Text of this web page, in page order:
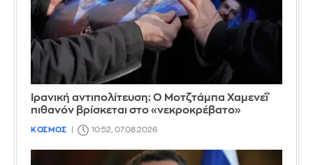
Ιρανική αντιπολίτευση: Ο Μοτζτάμπα Χαμενεΐ
πιθανόν βρίσκεται στο «νεκροκρέβατο»
ΚΟΣΜΟΣ 10:52, 07.08.2026